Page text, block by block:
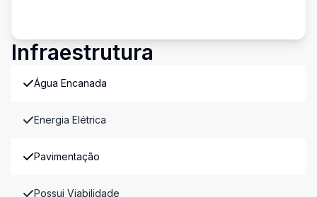
Infraestrutura
Água Encanada
Energia Elétrica
Pavimentação
Possui Viabilidade